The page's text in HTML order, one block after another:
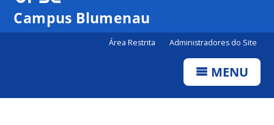
Campus Blumenau
Área Restrita Administradores do Site
MENU